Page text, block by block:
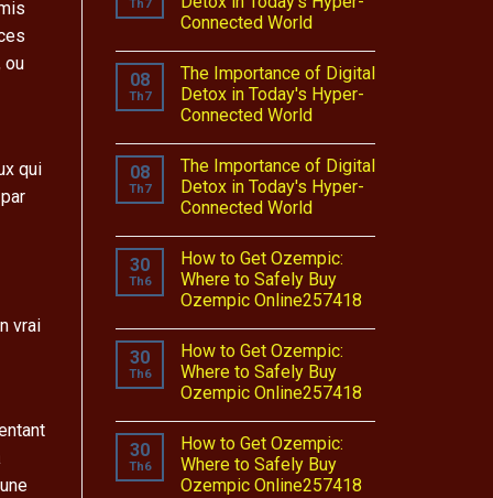
ou
qui
vrai
Th7
Connected World
08
Th7
The Importance of Digital
Detox in Today's Hyper-
Connected World
08
Th7
The Importance of Digital
Detox in Today's Hyper-
Connected World
30
Th6
How to Get Ozempic:
Where to Safely Buy
Ozempic Online257418
30
Th6
How to Get Ozempic:
Where to Safely Buy
Ozempic Online257418
30
Th6
How to Get Ozempic:
Where to Safely Buy
Ozempic Online257418